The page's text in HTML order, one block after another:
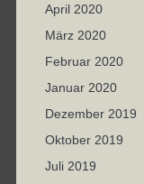
April 2020
März 2020
Februar 2020
Januar 2020
Dezember 2019
Oktober 2019
Juli 2019